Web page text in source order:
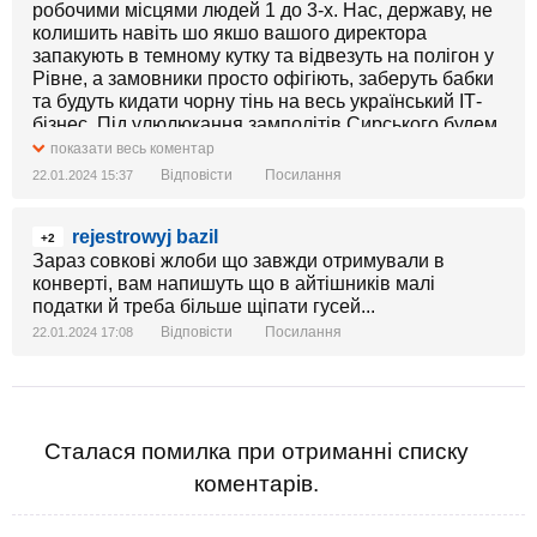
робочими місцями людей 1 до 3-х. Нас, державу, не
колишить навіть шо якшо вашого директора
запакують в темному кутку та відвезуть на полігон у
Рівне, а замовники просто офігіють, заберуть бабки
та будуть кидати чорну тінь на весь український ІТ-
бізнес. Під улюлюкання замполітів Сирського будем
казати «воювати мають всі», а завтра хоч потоп.
Хоча, якшо не буде грошей хоч якихось до кінця
вилам
показати весь коментар
22.01.2024 15:37 Відповісти Посилання
+2
rejestrowyj bazil
Зараз совкові жлоби що завжди отримували в
конверті, вам напишуть що в айтішників малі
податки й треба більше щіпати гусей...
22.01.2024 17:08 Відповісти Посилання
Сталася помилка при отриманні списку
коментарів.